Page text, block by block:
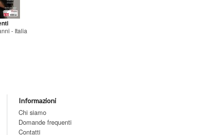
- Italia
Informazioni
Chi siamo
Domande frequenti
Contatti